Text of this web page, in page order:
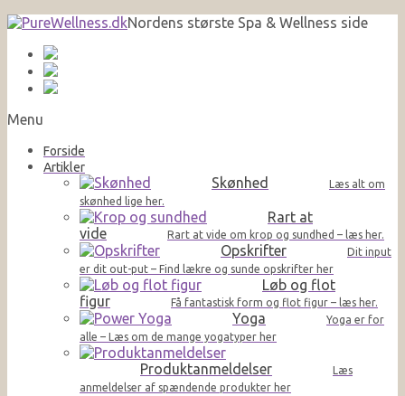
Nordens største Spa & Wellness side
Menu
Forside
Artikler
Skønhed
Læs alt om
skønhed lige her.
Rart at
vide
Rart at vide om krop og sundhed – læs her.
Opskrifter
Dit input
er dit out-put – Find lækre og sunde opskrifter her
Løb og flot
figur
Få fantastisk form og flot figur – læs her.
Yoga
Yoga er for
alle – Læs om de mange yogatyper her
Produktanmeldelser
Læs
anmeldelser af spændende produkter her